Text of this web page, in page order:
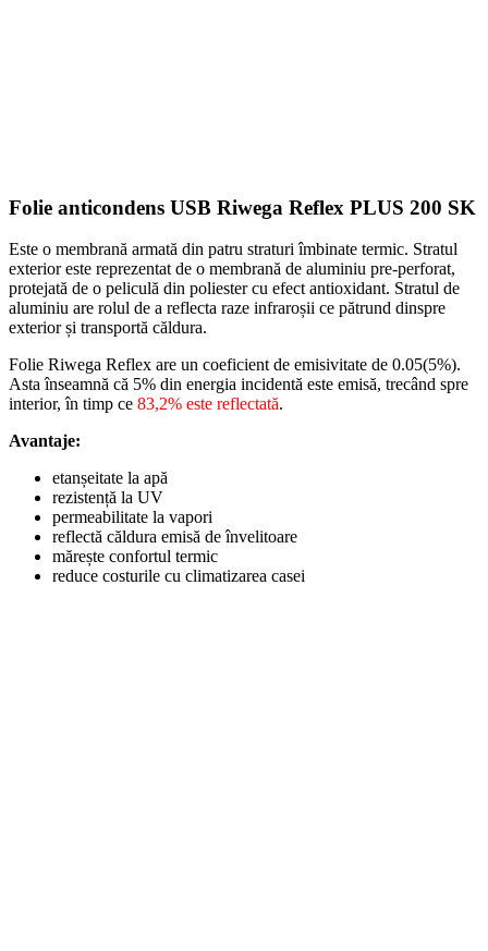
Folie anticondens USB Riwega Reflex PLUS 200 SK
Este o membrană armată din patru straturi îmbinate termic. Stratul
exterior este reprezentat de o membrană de aluminiu pre-perforat,
protejată de o peliculă din poliester cu efect antioxidant. Stratul de
aluminiu are rolul de a reflecta raze infraroșii ce pătrund dinspre
exterior și transportă căldura.
Folie Riwega Reflex are un coeficient de emisivitate de 0.05(5%).
Asta înseamnă că 5% din energia incidentă este emisă, trecând spre
interior, în timp ce 83,2% este reflectată.
Avantaje:
etanșeitate la apă
rezistență la UV
permeabilitate la vapori
reflectă căldura emisă de învelitoare
mărește confortul termic
reduce costurile cu climatizarea casei